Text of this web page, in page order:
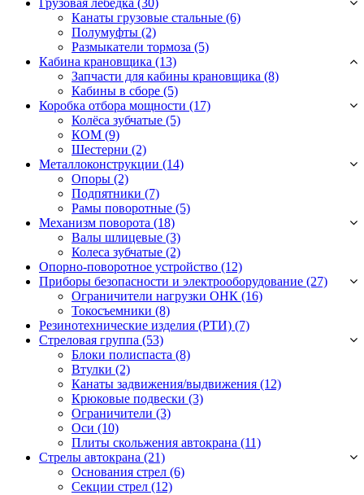
Грузовая лебедка (30)
Канаты грузовые стальные (6)
Полумуфты (2)
Размыкатели тормоза (5)
Кабина крановщика (13)
Запчасти для кабины крановщика (8)
Кабины в сборе (5)
Коробка отбора мощности (17)
Колёса зубчатые (5)
КОМ (9)
Шестерни (2)
Металлоконструкции (14)
Опоры (2)
Подпятники (7)
Рамы поворотные (5)
Механизм поворота (18)
Валы шлицевые (3)
Колеса зубчатые (2)
Опорно-поворотное устройство (12)
Приборы безопасности и электрооборудование (27)
Ограничители нагрузки ОНК (16)
Токосъемники (8)
Резинотехнические изделия (РТИ) (7)
Стреловая группа (53)
Блоки полиспаста (8)
Втулки (2)
Канаты задвижения/выдвижения (12)
Крюковые подвески (3)
Ограничители (3)
Оси (10)
Плиты скольжения автокрана (11)
Стрелы автокрана (21)
Основания стрел (6)
Секции стрел (12)